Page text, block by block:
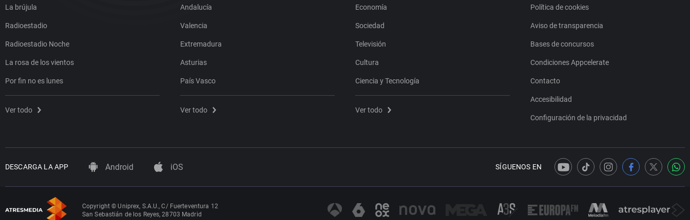
La brújula
Radioestadio
Radioestadio Noche
La rosa de los vientos
Por fin no es lunes
Ver todo
Andalucía
Valencia
Extremadura
Asturias
País Vasco
Ver todo
Economía
Sociedad
Televisión
Cultura
Ciencia y Tecnología
Ver todo
Política de cookies
Aviso de transparencia
Bases de concursos
Condiciones Appcelerate
Contacto
Accesibilidad
Configuración de la privacidad
DESCARGA LA APP Android iOS SÍGUENOS EN
Copyright © Uniprex, S.A.U., C/ Fuerteventura 12
San Sebastián de los Reyes, 28703 Madrid